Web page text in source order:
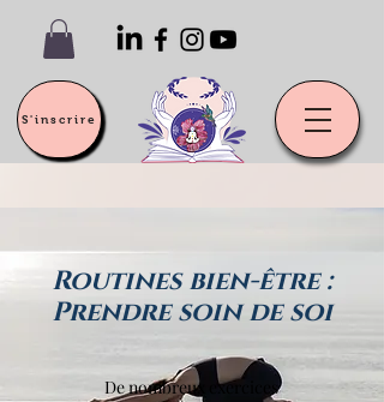
S'inscrire
Routines bien-être :
Prendre soin de soi
De nombreux exercices